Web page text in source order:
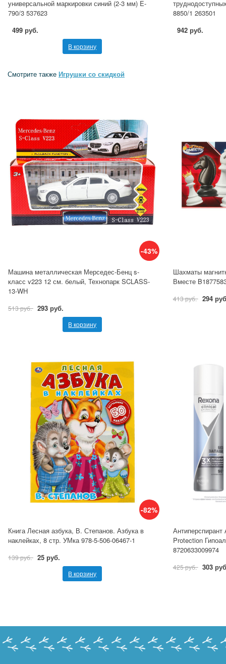
универсальной маркировки синий (2-3 мм) E-
790/3 537623
499 руб.
В корзину
8850/1 263501
942 руб.
Смотрите также Игрушки со скидкой
-43%
Машина металлическая Мерседес-Бенц s-
класс v223 12 см. белый, Технопарк SCLASS-
13-WH
513 руб. 293 руб.
В корзину
Шахматы
Вместе
413 руб. 294
-82%
Книга Лесная азбука, В. Степанов. Азбука в
наклейках, 8 стр. УМка 978-5-506-06467-1
139 руб. 25 руб.
В корзину
Protection
8720633009974
425 руб. 303